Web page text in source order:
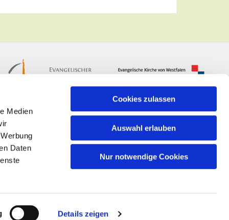
Medien
Daten
Details zeigen
Cookies zulassen
Auswahl erlauben
Nur notwendige Cookies